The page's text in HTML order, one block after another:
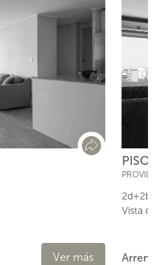
Ver más
PISO
2d+2b
Vista